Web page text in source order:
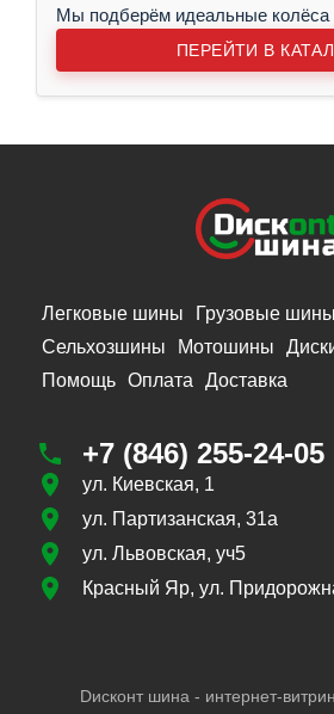
Мы подберём идеальные колёса
ПЕРЕЙТИ В
Легковые шины Грузовые шины
Сельхозшины
Мотошины
Помощь Оплата Доставка
+7 (846) 255-24-05
ул. Киевская, 1
ул. Партизанская, 31а
ул. Львовская, уч5
Красный Яр, ул.
Dисконт шина - интернет-